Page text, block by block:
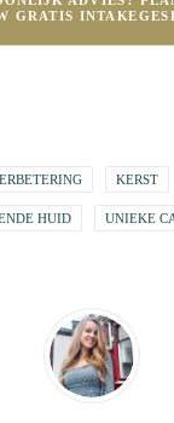
GRATIS
KERST
HUID UNIEKE